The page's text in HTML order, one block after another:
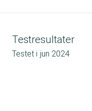
Testresultater
Testet i jun 2024